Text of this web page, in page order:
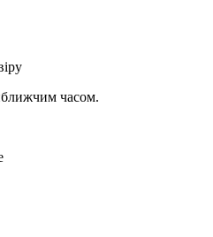
часом.